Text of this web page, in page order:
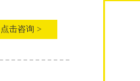
点击咨询 >